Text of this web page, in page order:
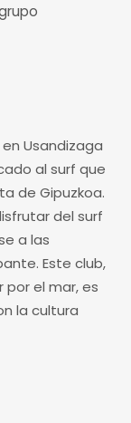
Usandizaga
al surf que
de Gipuzkoa.
del surf
a las
Este club,
el mar, es
la cultura